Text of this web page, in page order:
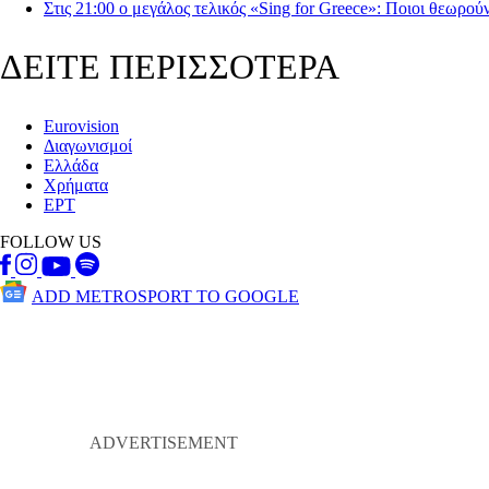
Στις 21:00 ο μεγάλος τελικός «Sing for Greece»: Ποιοι
ΔΕΙΤΕ ΠΕΡΙΣΣΟΤΕΡΑ
Eurovision
Διαγωνισμοί
Ελλάδα
Χρήματα
ΕΡΤ
FOLLOW US
ADD METROSPORT TO GOOGLE